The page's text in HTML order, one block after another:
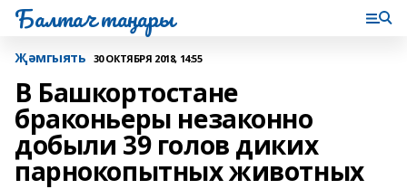
Балтач таңнары
Җәмгыять 30 ОКТЯБРЯ 2018, 14:55
В Башкортостане
браконьеры незаконно
добыли 39 голов диких
парнокопытных животных